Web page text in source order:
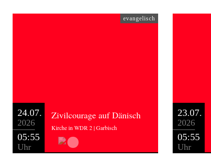
evangelisch
24.07.
2026
05:55
Uhr
Zivilcourage auf Dänisch
Kirche in WDR 2 | Garbisch
23.07.
2026
05:55
Uhr